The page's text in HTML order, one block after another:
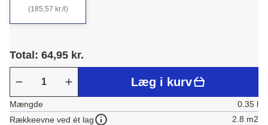
(185,57 kr./l)
Total: 64,95 kr.
Læg i kurv
Mængde
0.35 l
Rækkeevne ved ét lag
2.8 m2